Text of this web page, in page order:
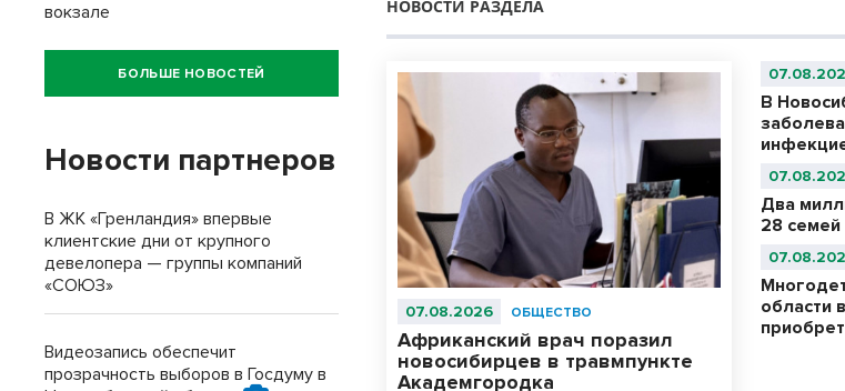
НОВОСТИ РАЗДЕЛА
07.08.2026 ОБЩЕСТВО
Африканский врач поразил
новосибирцев в травмпункте
Академгородка
В
Два
28 семей
области
вокзале
БОЛЬШЕ НОВОСТЕЙ
Новости партнеров
В ЖК «Гренландия» впервые
клиентские дни от крупного
девелопера — группы компаний
«СОЮЗ»
Видеозапись обеспечит
прозрачность выборов в Госдуму в